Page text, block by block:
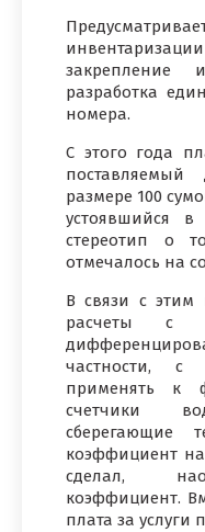
разработка
номера.
С этого года
размере 100
устоявшийся
стереотип о
отмечалось на
В связи с этим
расчеты с
частности, с
применять к
счетчики
сберегающие
коэффициент
сделал,
коэффициент.
плата за услуги